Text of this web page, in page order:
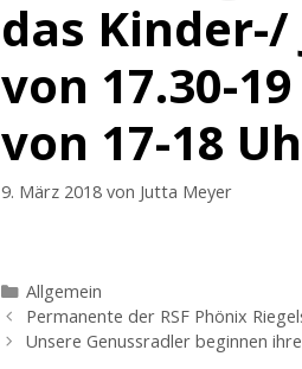
das
von 17.30-
von 17-18
9. März 2018 von Jutta Meyer
Kategorien
Allgemein
Permanente der RSF Phönix
Unsere Genussradler beginnen